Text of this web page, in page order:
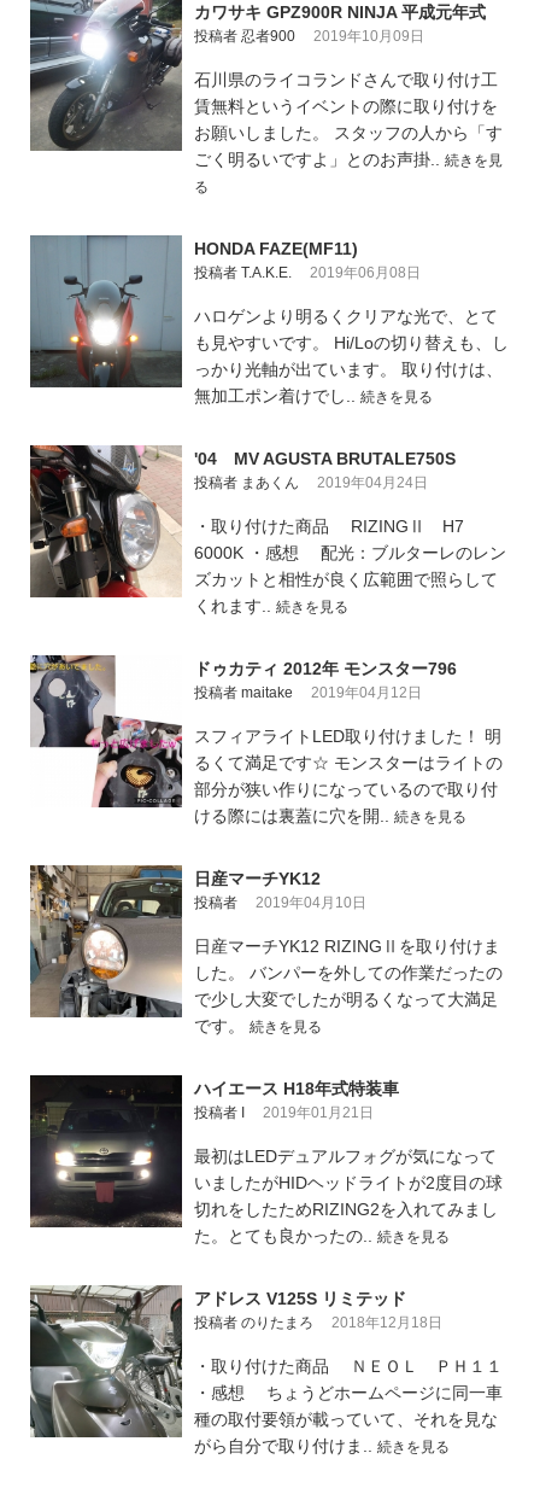
カワサキ GPZ900R NINJA 平成元年式
投稿者 忍者900 2019年10月09日
石川県のライコランドさんで取り付け工
賃無料というイベントの際に取り付けを
お願いしました。 スタッフの人から「す
ごく明るいですよ」とのお声掛.. 続きを見
る
HONDA FAZE(MF11)
投稿者 T.A.K.E. 2019年06月08日
ハロゲンより明るくクリアな光で、とて
も見やすいです。 Hi/Loの切り替えも、し
っかり光軸が出ています。 取り付けは、
無加工ポン着けでし.. 続きを見る
'04 MV AGUSTA BRUTALE750S
投稿者 まあくん 2019年04月24日
・取り付けた商品 RIZINGⅡ H7
6000K ・感想 配光：ブルターレのレン
ズカットと相性が良く広範囲で照らして
くれます.. 続きを見る
ドゥカティ 2012年 モンスター796
投稿者 maitake 2019年04月12日
スフィアライトLED取り付けました！ 明
るくて満足です☆ モンスターはライトの
部分が狭い作りになっているので取り付
ける際には裏蓋に穴を開.. 続きを見る
日産マーチYK12
投稿者 2019年04月10日
日産マーチYK12 RIZINGⅡを取り付けま
した。 バンパーを外しての作業だったの
で少し大変でしたが明るくなって大満足
です。 続きを見る
ハイエース H18年式特装車
投稿者 I 2019年01月21日
最初はLEDデュアルフォグが気になって
いましたがHIDヘッドライトが2度目の球
切れをしたためRIZING2を入れてみまし
た。とても良かったの.. 続きを見る
アドレス V125S リミテッド
投稿者 のりたまろ 2018年12月18日
・取り付けた商品 ＮＥＯＬ ＰＨ１１
・感想 ちょうどホームページに同一車
種の取付要領が載っていて、それを見な
がら自分で取り付けま.. 続きを見る